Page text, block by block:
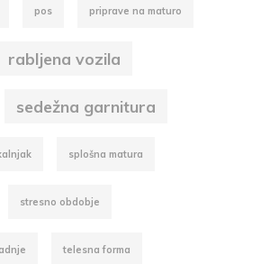
pos priprave na maturo
rabljena vozila
sedežna garnitura
splošna matura
stresno obdobje
telesna forma